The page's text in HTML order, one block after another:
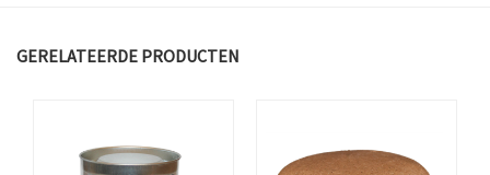
GERELATEERDE PRODUCTEN